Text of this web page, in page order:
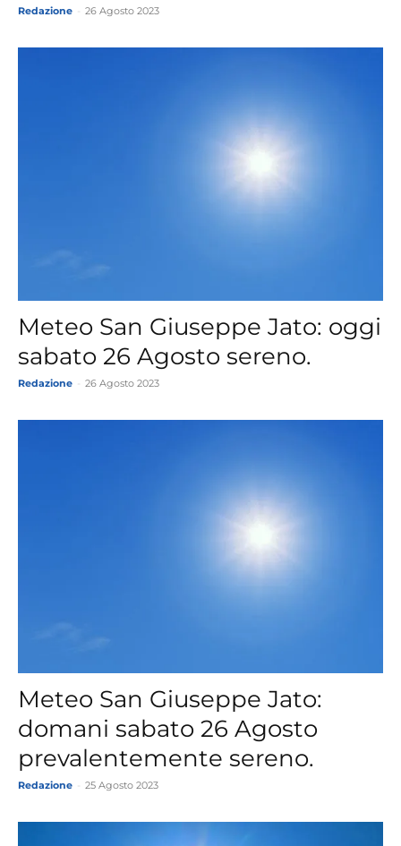
Redazione 26 Agosto 2023
Meteo San Giuseppe Jato: oggi
sabato 26 Agosto sereno.
Redazione 26 Agosto 2023
Meteo San Giuseppe Jato:
domani sabato 26 Agosto
prevalentemente sereno.
Redazione 25 Agosto 2023